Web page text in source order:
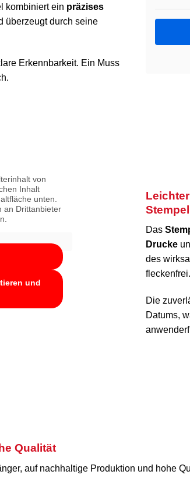
kombiniert ein präzises
überzeugt durch seine
Erkennbarkeit. Ein Muss
von
Inhalt
unten.
an Drittanbieter
und
Das
Drucke
des
fleckenfrei.
Die
Datums,
Qualität
auf nachhaltige Produktion und hohe